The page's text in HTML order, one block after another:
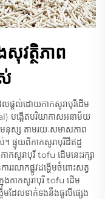
វត្ថិភាព
ផ្តល់ដោយកាកសូរាបុរីដើម
បង្កើតបរិយាកាសអនាម័យ
មនុស្ស តាមរយៈសមាសភាព
។ ផ្ទុយពីកាកសូរាបុរីដីឥដ្ឋ
សូរាបុរី tofu ដើមនេះរក្សា
លាកផ្លូវដង្ហើមចំពោះសត្វ
នុងកាកសូរាបុរី tofu ដើម
ើមដែលទាក់ទងនឹងធូលីផ្សេង